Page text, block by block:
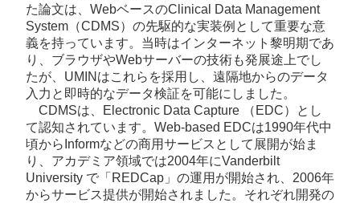
た論文は、WebベースのClinical Data Management
System（CDMS）の先駆的な実装例として重要な意
義を持っています。当時はインターネット黎明期であ
り、ブラウザやWebサーバーの技術も発展途上でし
たが、UMINはこれらを採用し、遠隔地からのデータ
入力と即時的なデータ検証を可能にしました。
CDMSは、Electronic Data Capture （EDC）とし
て認知されています。Web-based EDCは1990年代中
頃からInformなどの商用サービスとして展開が始ま
り、アカデミア領域では2004年にVanderbilt
University で「REDCap」の運用が開始され、2006年
からサービス提供が開始されました。それぞれ開発の